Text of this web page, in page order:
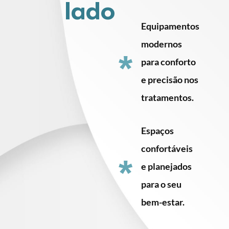
lado
*
Equipamentos
modernos
para conforto
e precisão nos
tratamentos.
*
Espaços
confortáveis
e planejados
para o seu
bem-estar.